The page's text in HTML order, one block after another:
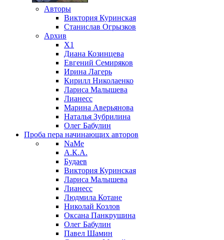
Авторы
Виктория Куринская
Станислав Огрызков
Архив
X1
Диана Козинцева
Евгений Семиряков
Ирина Лагерь
Кирилл Николаенко
Лариса Малышева
Лианесс
Марина Аверьянова
Наталья Зубрилина
Олег Бабулин
Проба пера начинающих авторов
NaMe
А.К.А.
Будаев
Виктория Куринская
Лариса Малышева
Лианесс
Людмила Котане
Николай Козлов
Оксана Панкрушина
Олег Бабулин
Павел Шамин